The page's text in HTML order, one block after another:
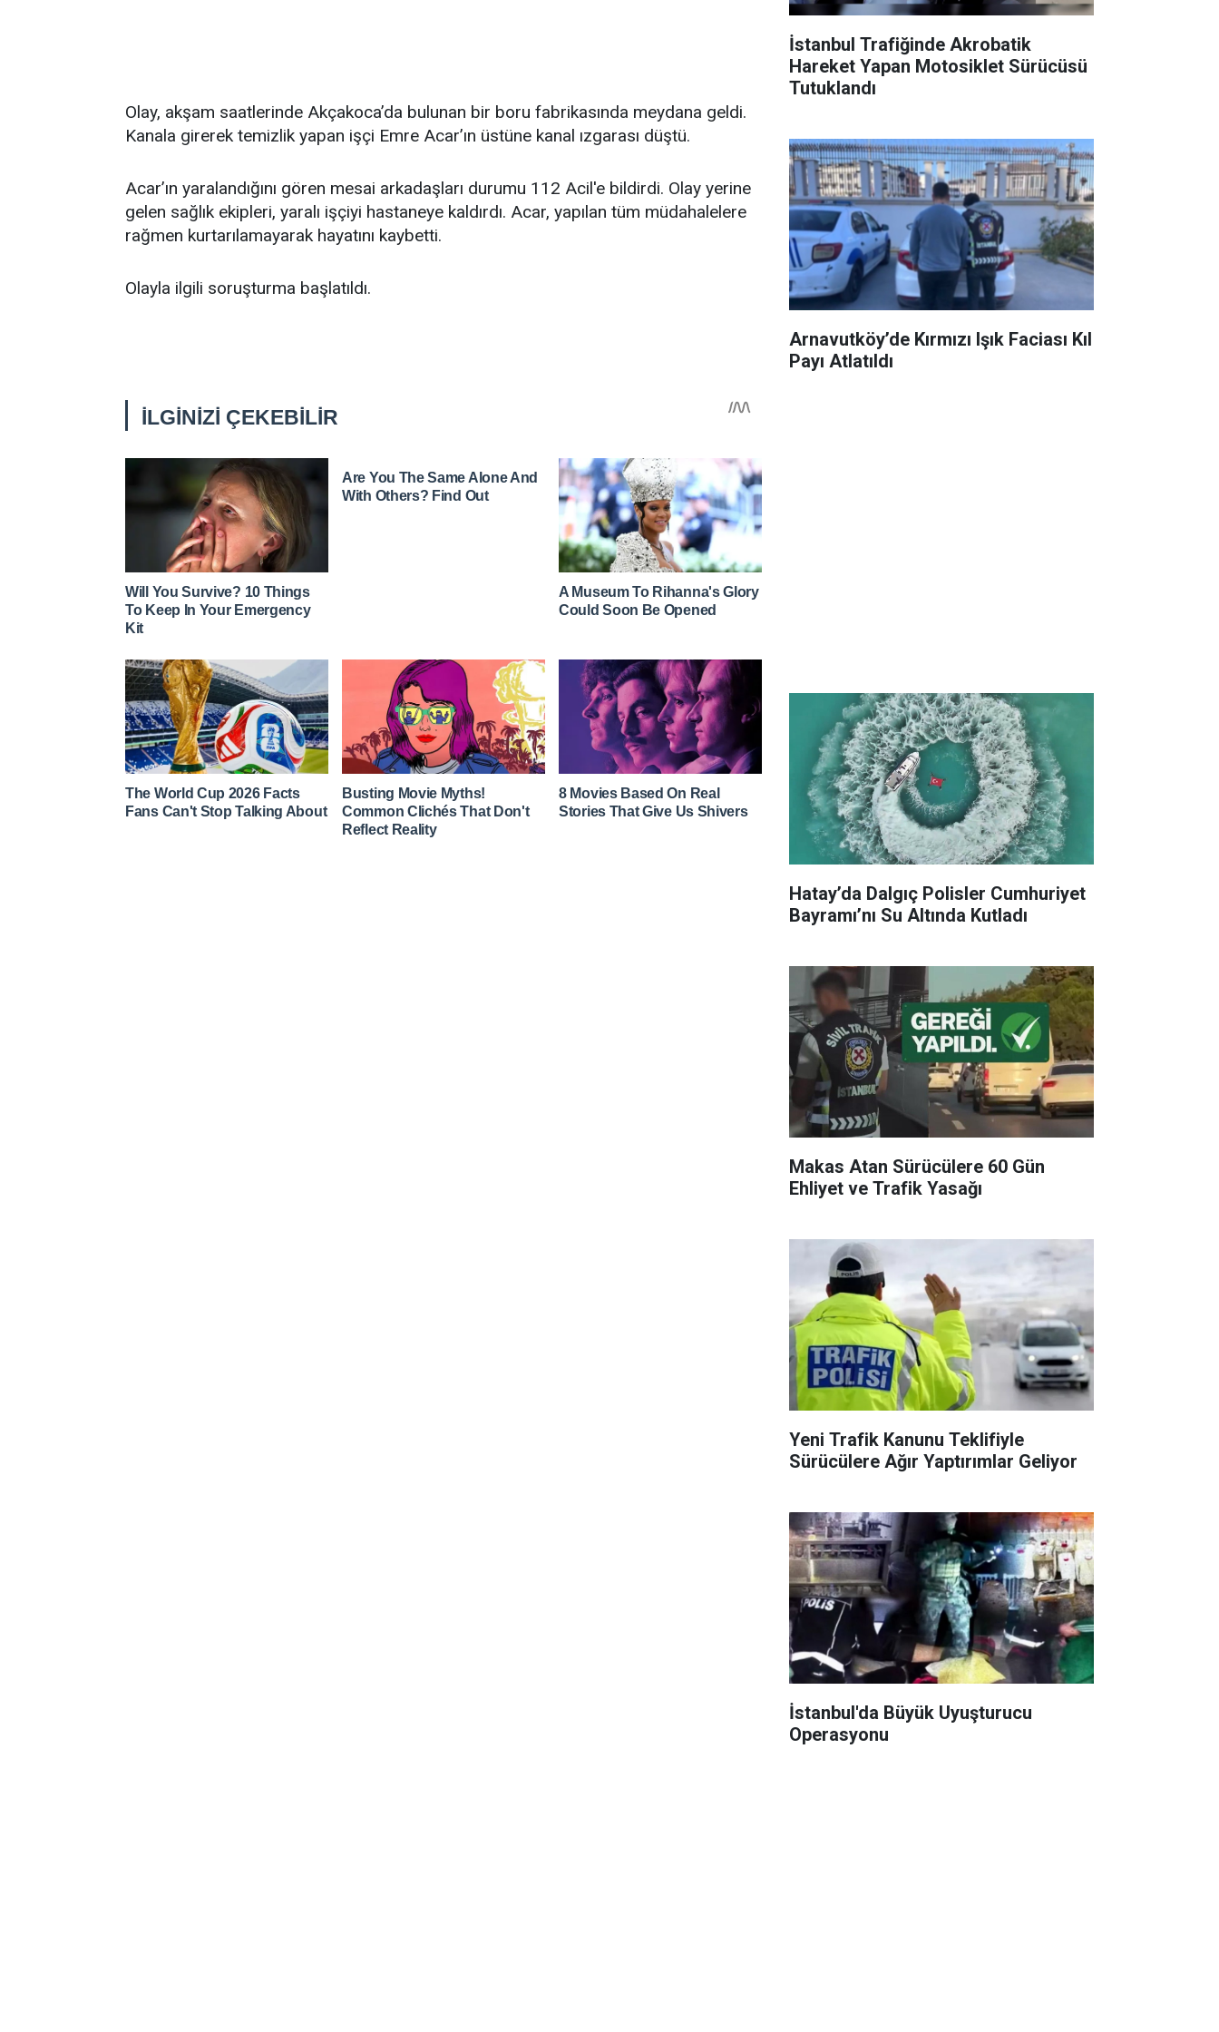
Olay, akşam saatlerinde Akçakoca’da bulunan bir boru fabrikasında meydana geldi.
Kanala girerek temizlik yapan işçi Emre Acar’ın üstüne kanal ızgarası düştü.
Acar’ın yaralandığını gören mesai arkadaşları durumu 112 Acil'e bildirdi. Olay yerine
gelen sağlık ekipleri, yaralı işçiyi hastaneye kaldırdı. Acar, yapılan tüm müdahalelere
rağmen kurtarılamayarak hayatını kaybetti.
Olayla ilgili soruşturma başlatıldı.
İstanbul Trafiğinde Akrobatik
Hareket Yapan Motosiklet Sürücüsü
Tutuklandı
Arnavutköy’de Kırmızı Işık Faciası Kıl
Payı Atlatıldı
Hatay’da Dalgıç Polisler Cumhuriyet
Bayramı’nı Su Altında Kutladı
Makas Atan Sürücülere 60 Gün
Ehliyet ve Trafik Yasağı
Yeni Trafik Kanunu Teklifiyle
Sürücülere Ağır Yaptırımlar Geliyor
İstanbul'da Büyük Uyuşturucu
Operasyonu